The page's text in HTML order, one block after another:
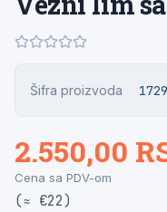
Šifra proizvoda 1729
2.550,00
Cena sa PDV-om
(≈ €22)